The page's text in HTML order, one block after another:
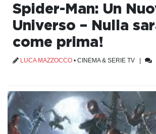
Spider-Man: Un
Universo – Nulla
come prima!
LUCA MAZZOCCO • CINEMA & SERIE TV